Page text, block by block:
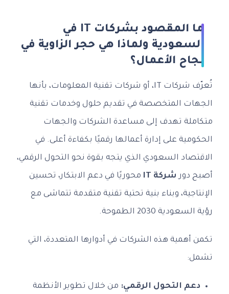
ما المقصود بشركات IT في
السعودية ولماذا هي حجر الزاوية في
نجاح الأعمال؟
تُعرّف شركات IT، أو شركات تقنية المعلومات، بأنها
الجهات المتخصصة في تقديم حلول وخدمات تقنية
متكاملة تهدف إلى مساعدة الشركات والجهات
الحكومية على إدارة أعمالها رقميًا بكفاءة أعلى. في
الاقتصاد السعودي الذي يتجه بقوة نحو التحول الرقمي،
أصبح دور شركة IT محوريًا في دعم الابتكار، تحسين
الإنتاجية، وبناء بنية تحتية تقنية متقدمة تتماشى مع
رؤية السعودية 2030 الطموحة.
تكمن أهمية هذه الشركات في أدوارها المتعددة، التي
تشمل:
دعم التحول الرقمي: من خلال تطوير الأنظمة